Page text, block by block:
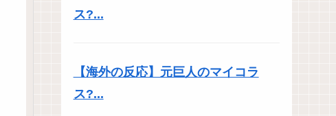
ス?...
【海外の反応】元巨人のマイコラ
ス?...